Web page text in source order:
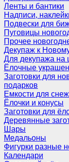
Ленты и бантики
Надписи,
Подвески для
Пуговицы
Прочее
Декупаж к
Для декупажа на
Ёлочные
Заготовки для
подарков
Емкости для
Ёлочки и конусы
Заготовки для
Деревянные
Шары
Медальоны
Фигурки разные
Календари